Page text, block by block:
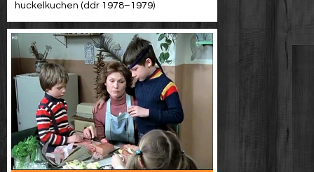
huckelkuchen (ddr 1978–1979)